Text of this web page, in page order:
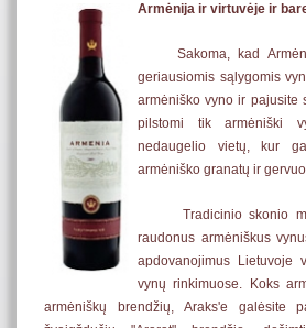
Armėnija ir virtuvėje ir
Sakoma, kad
geriausiomis sąlygomis
armėniško vyno ir pajusite
pilstomi tik armėniški
nedaugelio vietų, kur
armėniško granatų ir
Tradicinio skonio
raudonus armėniškus
apdovanojimus Lietuvoje
vynų rinkimuose. Koks
armėniškų brendžių, Araks'e galėsite